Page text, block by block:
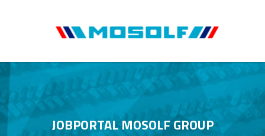
JOBPORTAL MOSOLF GROUP